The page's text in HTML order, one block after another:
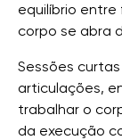
equilíbrio
corpo se abra
Sessões
articulações,
trabalhar o
da execução